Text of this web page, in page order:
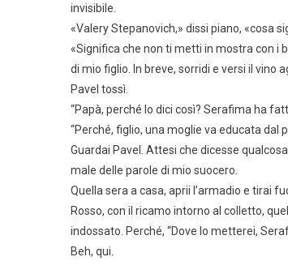
invisibile.
«Valery Stepanovich,» dissi piano, «cosa
«Significa che non ti metti in mostra con i
di mio figlio. In breve, sorridi e versi il vino
Pavel tossì.
“Papà, perché lo dici così? Serafima ha
“Perché, figlio, una moglie va educata dal
Guardai Pavel. Attesi che dicesse
male delle parole di mio suocero.
Quella sera a casa, aprii l’armadio e tirai
Rosso, con il ricamo intorno al colletto,
indossato. Perché, “Dove lo metterei,
Beh, qui.